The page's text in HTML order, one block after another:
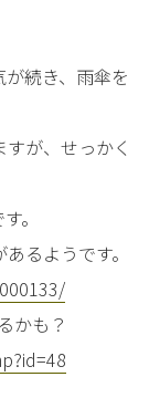
続き、雨傘を
が、せっかく
。
るようです。
かも？